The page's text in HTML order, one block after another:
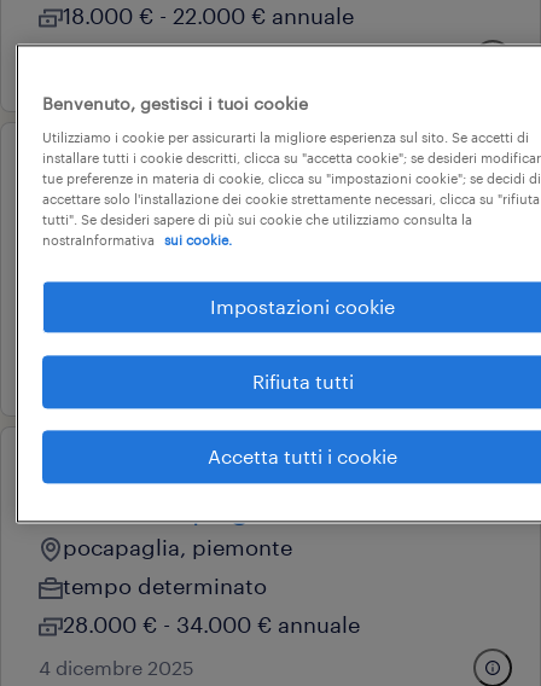
18.000 € - 22.000 € annuale
operational
verniciatore
farigliano, piemonte
tempo determinato
18.000 € - 22.000 € annuale
24 giugno 2026
pocapaglia, piemonte
tempo determinato
28.000 € - 34.000 € annuale
4 dicembre 2025
Benvenuto, gestisci i tuoi cookie
Utilizziamo i cookie per assicurarti la migliore esperienza sul sito. Se accetti di
installare tutti i cookie descritti, clicca su "accetta cookie"; se desideri
tue preferenze in materia di cookie, clicca su "impostazioni cookie"; se decidi di
accettare solo l'installazione dei cookie strettamente necessari, clicca su "rifiuta
tutti". Se desideri sapere di più sui cookie che utilizziamo consulta la
nostraInformativa
sui cookie.
Impostazioni cookie
Rifiuta tutti
Accetta tutti i cookie